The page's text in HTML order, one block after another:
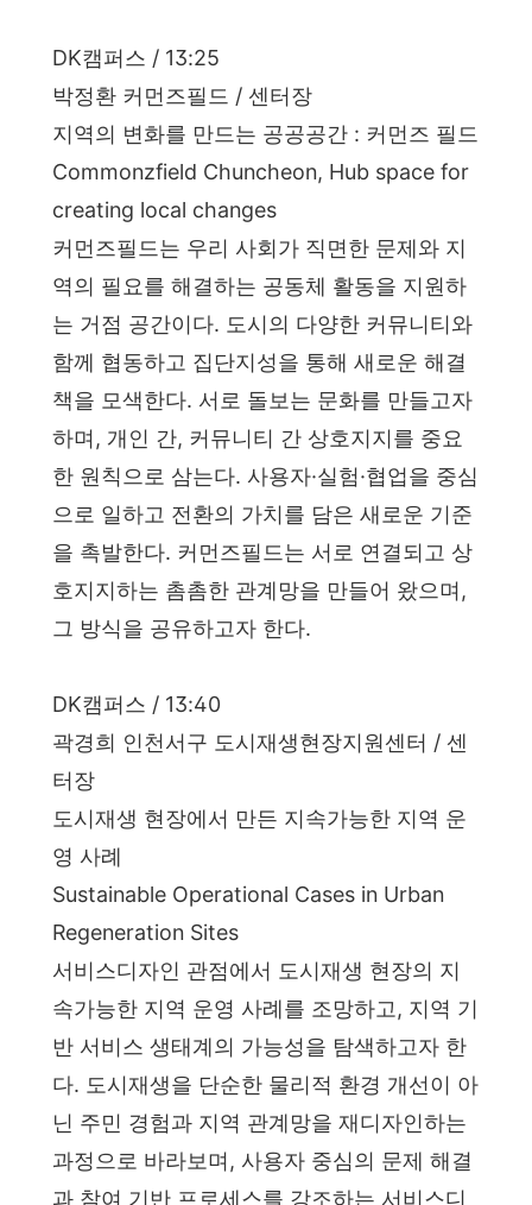
DK캠퍼스 / 13:25
박정환 커먼즈필드 / 센터장
지역의 변화를 만드는 공공공간 : 커먼즈 필드
Commonzfield Chuncheon, Hub space for
creating local changes
커먼즈필드는 우리 사회가 직면한 문제와 지
역의 필요를 해결하는 공동체 활동을 지원하
는 거점 공간이다. 도시의 다양한 커뮤니티와
함께 협동하고 집단지성을 통해 새로운 해결
책을 모색한다. 서로 돌보는 문화를 만들고자
하며, 개인 간, 커뮤니티 간 상호지지를 중요
한 원칙으로 삼는다. 사용자·실험·협업을 중심
으로 일하고 전환의 가치를 담은 새로운 기준
을 촉발한다. 커먼즈필드는 서로 연결되고 상
호지지하는 촘촘한 관계망을 만들어 왔으며,
그 방식을 공유하고자 한다.
DK캠퍼스 / 13:40
곽경희 인천서구 도시재생현장지원센터 / 센
터장
도시재생 현장에서 만든 지속가능한 지역 운
영 사례
Sustainable Operational Cases in Urban
Regeneration Sites
서비스디자인 관점에서 도시재생 현장의 지
속가능한 지역 운영 사례를 조망하고, 지역 기
반 서비스 생태계의 가능성을 탐색하고자 한
다. 도시재생을 단순한 물리적 환경 개선이 아
닌 주민 경험과 지역 관계망을 재디자인하는
과정으로 바라보며, 사용자 중심의 문제 해결
과 참여 기반 프로세스를 강조하는 서비스디